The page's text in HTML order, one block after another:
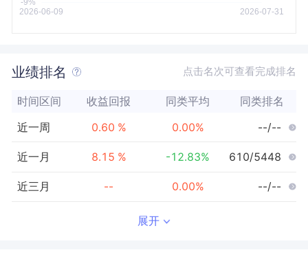
业绩排名 点击名次可查看完成排名
时间区间 收益回报 同类平均 同类排名
近一周 0.60 % 0.00% --/--
近一月 8.15 % -12.83% 610/5448
近三月 -- 0.00% --/--
展开